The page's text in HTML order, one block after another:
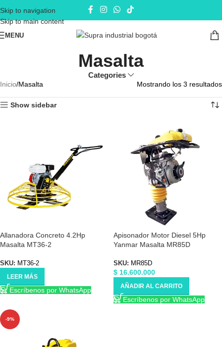
Skip to navigation
Skip to main content
MENU
Masalta
Categories
Inicio Masalta Mostrando los 3 resultados
Show sidebar
Allanadora Concreto 4.2Hp
Masalta MT36-2
SKU: MT36-2
LEER MÁS
Escríbenos por WhatsApp
Apisonador Motor Diesel 5Hp
Yanmar Masalta MR85D
SKU: MR85D
$ 16.600.000
AÑADIR AL CARRITO
Escríbenos por WhatsApp
-9%